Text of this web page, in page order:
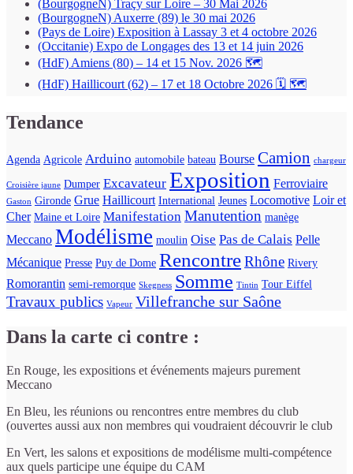
(BourgogneN) Traçy sur Loire – 30 Mai 2026
(BourgogneN) Auxerre (89) le 30 mai 2026
(Pays de Loire) Exposition à Lassay 3 et 4 octobre 2026
(Occitanie) Expo de Longages des 13 et 14 juin 2026
(HdF) Amiens (80) – 14 et 15 Nov. 2026 🗺
(HdF) Haillicourt (62) – 17 et 18 Octobre 2026 🗓 🗺
Tendance
Agenda Agricole Arduino automobile bateau Bourse Camion chargeur
Croisière jaune Dumper Excavateur Exposition Ferroviaire
Gaston Gironde Grue Haillicourt International Jeunes Locomotive Loir et
Cher Maine et Loire Manifestation Manutention manège
Meccano Modélisme moulin Oise Pas de Calais Pelle
Mécanique Presse Puy de Dome RencontreRhône Rivery
Romorantin semi-remorque Skegness Somme Tintin Tour Eiffel
Travaux publics Vapeur Villefranche sur Saône
Dans la carte ci contre :
En Rouge, les expositions et événements majeurs purement
Meccano
En Bleu, les réunions ou rencontres entre membres du club
(ouvertes aussi aux non membres qui voudraient découvrir le club
En Vert, les salons et expositions de modélisme multi-compétence
aux quels participe une équipe du CAM